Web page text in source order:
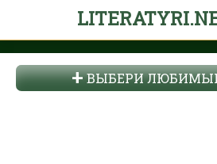
ВЫБЕРИ